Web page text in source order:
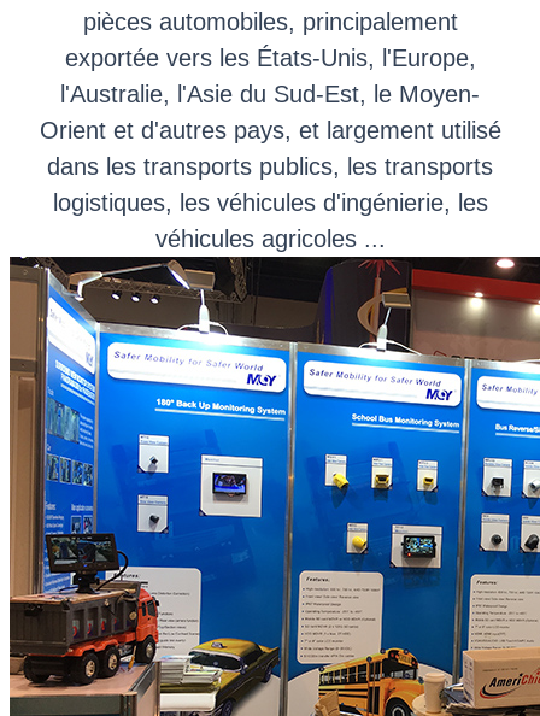
pièces automobiles, principalement
exportée vers les États-Unis, l'Europe,
l'Australie, l'Asie du Sud-Est, le Moyen-
Orient et d'autres pays, et largement utilisé
dans les transports publics, les transports
logistiques, les véhicules d'ingénierie, les
véhicules agricoles ...